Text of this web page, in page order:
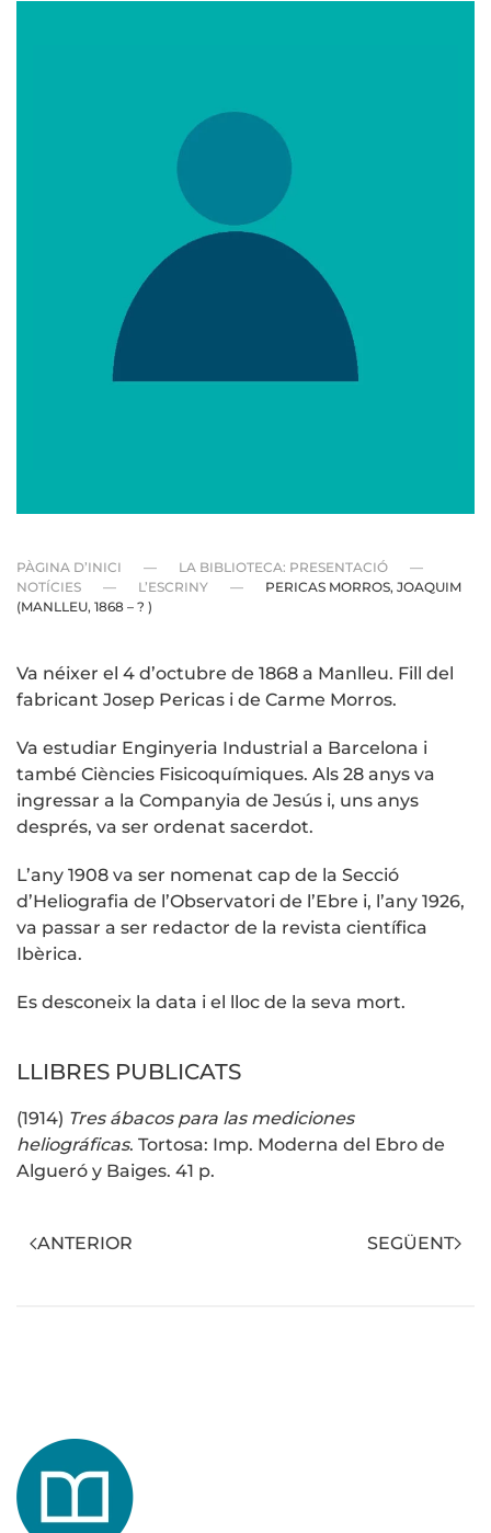
PÀGINA D’INICI
LA BIBLIOTECA: PRESENTACIÓ
NOTÍCIES
L’ESCRINY
PERICAS MORROS, JOAQUIM
(MANLLEU, 1868 – ? )
Va néixer el 4 d’octubre de 1868 a Manlleu. Fill del
fabricant Josep Pericas i de Carme Morros.
Va estudiar Enginyeria Industrial a Barcelona i
també Ciències Fisicoquímiques. Als 28 anys va
ingressar a la Companyia de Jesús i, uns anys
després, va ser ordenat sacerdot.
L’any 1908 va ser nomenat cap de la Secció
d’Heliografia de l’Observatori de l’Ebre i, l’any 1926,
va passar a ser redactor de la revista científica
Ibèrica.
Es desconeix la data i el lloc de la seva mort.
LLIBRES PUBLICATS
(1914) Tres ábacos para las mediciones
heliográficas. Tortosa: Imp. Moderna del Ebro de
Algueró y Baiges. 41 p.
ANTERIOR SEGÜENT